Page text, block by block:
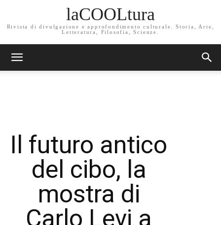
laCOOLtura
Rivista di divulgazione e approfondimento culturale. Storia, Arte,
Letteratura, Filosofia, Scienze.
Il futuro antico
del cibo, la
mostra di
Carlo Levi a